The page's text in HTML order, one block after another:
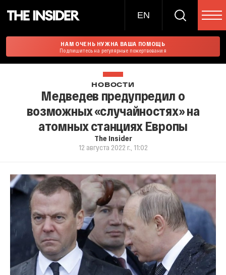
EN
НАМ ОЧЕНЬ НУЖНА ВАША ПОМОЩЬ
Подпишитесь на регулярные пожертвования
НОВОСТИ
Медведев предупредил о
возможных «случайностях» на
атомных станциях Европы
The Insider
12 августа 2022 г., 11:02